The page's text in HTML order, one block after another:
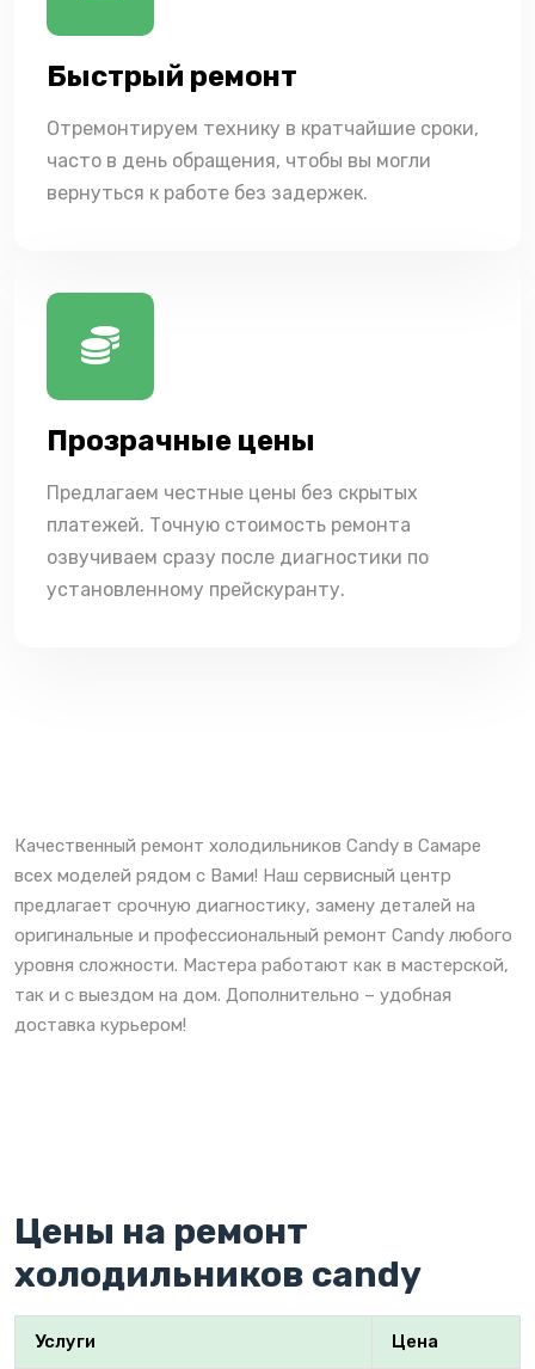
Быстрый ремонт
Отремонтируем технику в кратчайшие сроки,
часто в день обращения, чтобы вы могли
вернуться к работе без задержек.
Прозрачные цены
Предлагаем честные цены без скрытых
платежей. Точную стоимость ремонта
озвучиваем сразу после диагностики по
установленному прейскуранту.
Качественный ремонт холодильников Candy в Самаре
всех моделей рядом с Вами! Наш сервисный центр
предлагает срочную диагностику, замену деталей на
оригинальные и профессиональный ремонт Candy любого
уровня сложности. Мастера работают как в мастерской,
так и с выездом на дом. Дополнительно – удобная
доставка курьером!
Цены на ремонт
холодильников candy
Услуги Цена